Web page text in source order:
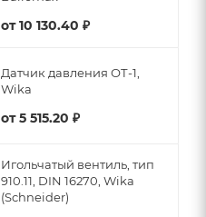
от10 130.40 ₽
Датчик давления ОТ-1,
Wika
от5 515.20 ₽
Игольчатый вентиль, тип
910.11, DIN 16270, Wika
(Schneider)